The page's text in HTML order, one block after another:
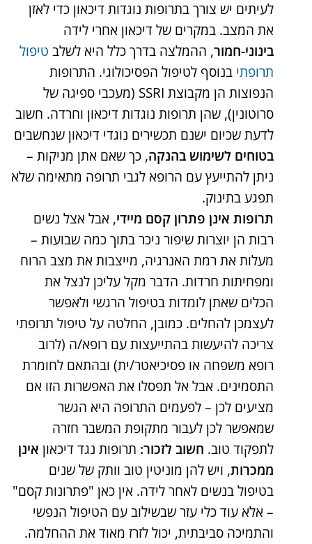
לעיתים יש צורך בתרופות נוגדות דיכאון כדי לאזן
את המצב. במקרים של דיכאון אחרי לידה
בינוני-חמור, ההמלצה בדרך כלל היא לשלב טיפול
תרופתי בנוסף לטיפול הפסיכולוגי​. התרופות
הנפוצות הן מקבוצת SSRI (מעכבי ספיגה של
סרוטונין), שהן תרופות נוגדות דיכאון וחרדה. חשוב
לדעת שכיום ישנם תכשירים נוגדי דיכאון שנחשבים
בטוחים לשימוש בהנקה, כך שאם אתן מניקות –
ניתן להתייעץ עם הרופא לגבי תרופה מתאימה שלא
תפגע בתינוק.
תרופות אינן פתרון קסם מיידי, אבל אצל נשים
רבות הן יוצרות שיפור ניכר בתוך כמה שבועות –
מעלות את רמת האנרגיה, מייצבות את מצב הרוח
ומפחיתות חרדות​. הדבר מקל עליכן לנצל את
הכלים שאתן לומדות בטיפול הרגשי ולאפשר
לעצמכן להחלים. כמובן, החלטה על טיפול תרופתי
צריכה להיעשות בהתייעצות עם רופא/ה (לרוב
רופא משפחה או פסיכיאטר/ית) ובהתאם לחומרת
התסמינים. אבל אל תפסלו את האפשרות הזו אם
מציעים לכן – לפעמים התרופה היא הגשר
שמאפשר לכן לעבור מתקופת המשבר חזרה
לתפקוד טוב. חשוב לזכור: תרופות נגד דיכאון אינן
ממכרות, ויש להן מוניטין טוב וותק של שנים
בטיפול בנשים לאחר לידה. אין כאן "פתרונות קסם"
– אלא עוד כלי עזר שבשילוב עם הטיפול הנפשי
והתמיכה סביבתית, יכול לזרז מאוד את ההחלמה.